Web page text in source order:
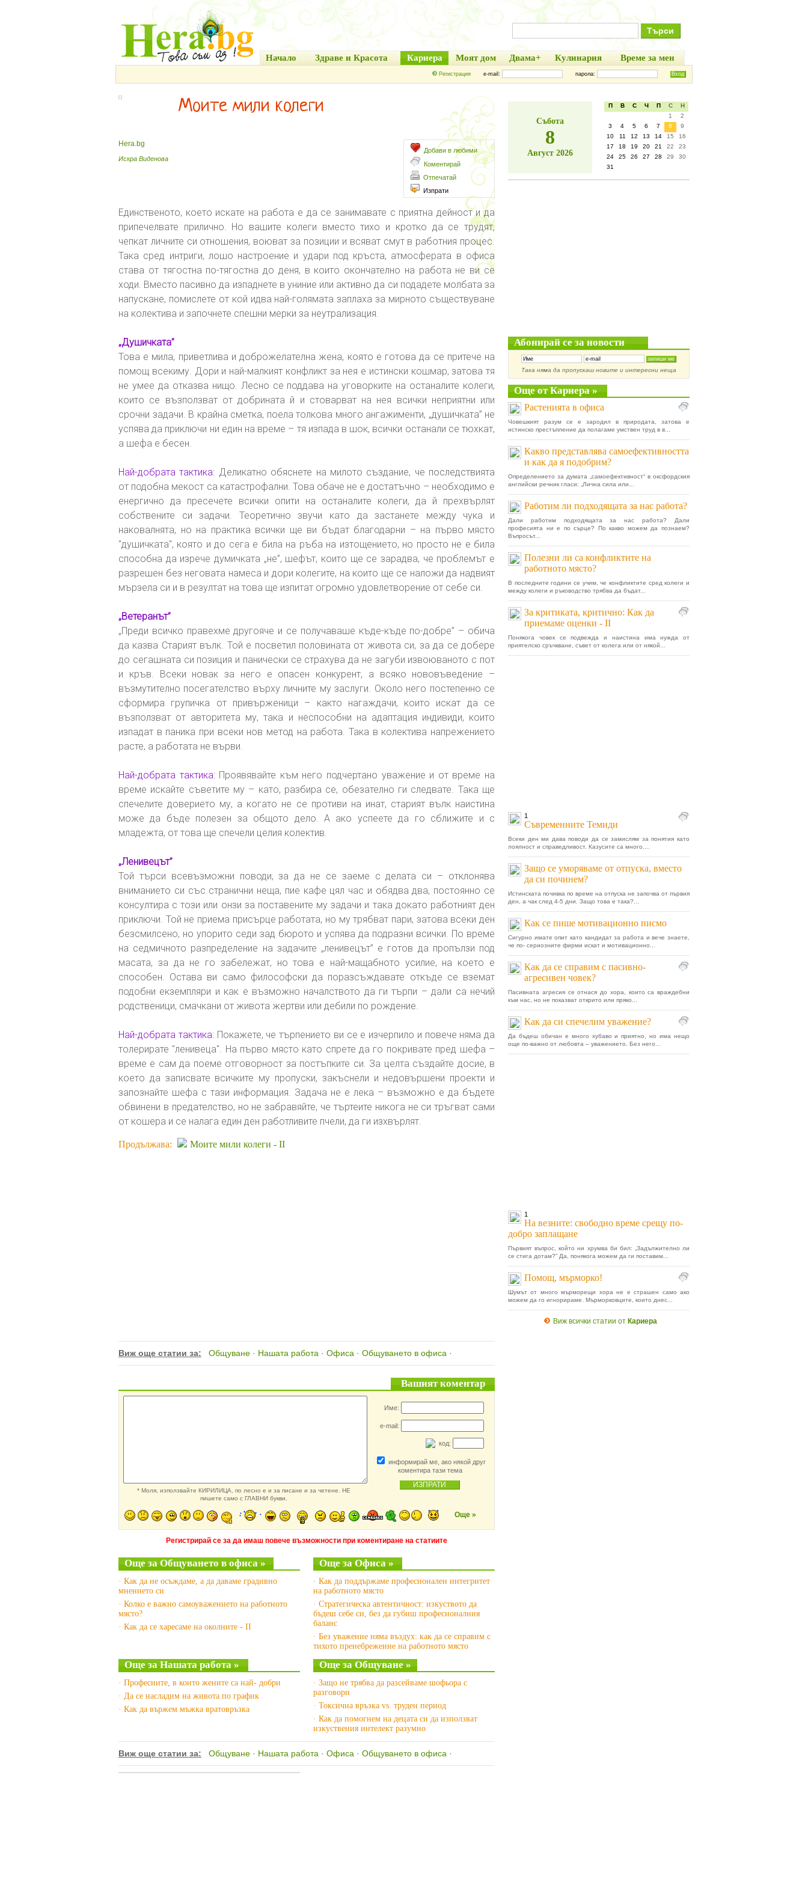
Начало Здраве и Красота Кариера Моят дом Двама+ Кулинария Време за мен
Регистрация e-mail: парола:
Моите мили колеги
Добави в любими
Коментирай
Отпечатай
Изпрати
Hera.bg
Искра Виденова
Единственото, което искате на работа е да се занимавате с приятна дейност и да
припечелвате прилично. Но вашите колеги вместо тихо и кротко да се трудят,
чепкат личните си отношения, воюват за позиции и всяват смут в работния процес.
Така сред интриги, лошо настроение и удари под кръста, атмосферата в офиса
става от тягостна по-тягостна до деня, в които окончателно на работа не ви се
ходи. Вместо пасивно да изпаднете в униние или активно да си подадете молбата за
напускане, помислете от кой идва най-голямата заплаха за мирното съществуване
на колектива и започнете спешни мерки за неутрализация.
„Душичката”
Това е мила, приветлива и доброжелателна жена, която е готова да се притече на
помощ всекиму. Дори и най-малкият конфликт за нея е истински кошмар, затова тя
не умее да отказва нищо. Лесно се поддава на уговорките на останалите колеги,
които се възползват от добрината й и стоварват на нея всички неприятни или
срочни задачи. В крайна сметка, поела толкова много ангажименти, „душичката” не
успява да приключи ни един на време – тя изпада в шок, всички останали се тюхкат,
а шефа е бесен.
Най-добрата тактика: Деликатно обяснете на милото създание, че последствията
от подобна мекост са катастрофални. Това обаче не е достатъчно – необходимо е
енергично да пресечете всички опити на останалите колеги, да й прехвърлят
собствените си задачи. Теоретично звучи като да застанете между чука и
наковалнята, но на практика всички ще ви бъдат благодарни – на първо място
"душичката", която и до сега е била на ръба на изтощението, но просто не е била
способна да изрече думичката „не”, шефът, които ще се зарадва, че проблемът е
разрешен без неговата намеса и дори колегите, на които ще се наложи да надвият
мързела си и в резултат на това ще изпитат огромно удовлетворение от себе си.
„Ветеранът”
„Преди всичко правехме другояче и се получаваше къде-къде по-добре” – обича
да казва Старият вълк. Той е посветил половината от живота си, за да се добере
до сегашната си позиция и панически се страхува да не загуби извоюваното с пот
и кръв. Всеки новак за него е опасен конкурент, а всяко нововъведение –
възмутително посегателство върху личните му заслуги. Около него постепенно се
сформира групичка от привърженици – както нагаждачи, които искат да се
възползват от авторитета му, така и неспособни на адаптация индивиди, които
изпадат в паника при всеки нов метод на работа. Така в колектива напрежението
расте, а работата не върви.
Най-добрата тактика:Проявявайте към него подчертано уважение и от време на
време искайте съветите му – като, разбира се, обезателно ги следвате. Така ще
спечелите доверието му, а когато не се противи на инат, старият вълк наистина
може да бъде полезен за общото дело. А ако успеете да го сближите и с
младежта, от това ще спечели целия колектив.
„Ленивецът”
Той търси всевъзможни поводи, за да не се заеме с делата си – отклонява
вниманието си със странични неща, пие кафе цял час и обядва два, постоянно се
консултира с този или онзи за поставените му задачи и така докато работният ден
приключи. Той не приема присърце работата, но му трябват пари, затова всеки ден
безсмилсено, но упорито седи зад бюрото и успява да подразни всички. По време
на седмичното разпределение на задачите „ленивецът” е готов да пропълзи под
масата, за да не го забележат, но това е най-мащабното усилие, на което е
способен. Остава ви само философски да поразсъждавате откъде се вземат
подобни екземпляри и как е възможно началството да ги търпи – дали са нечий
родственици, смачкани от живота жертви или дебили по рождение.
Най-добрата тактика: Покажете, че търпението ви се е изчерпило и повече няма да
толерирате "ленивеца". На първо място като спрете да го покривате пред шефа –
време е сам да поеме отговорност за постъпките си. За целта създайте досие, в
което да записвате всичките му пропуски, закъснели и недовършени проекти и
запознайте шефа с тази информация. Задача не е лека – възможно е да бъдете
обвинени в предателство, но не забравяйте, че търтеите никога не си тръгват сами
от кошера и се налага един ден работливите пчели, да ги изхвърлят.
Продължава: Моите мили колеги - II
Виж още статии за: Общуване · Нашата работа · Офиса · Общуването в офиса ·
Вашият коментар
* Моля, използвайте КИРИЛИЦА, по лесно е и за писане и за четене. НЕ
пишете само с ГЛАВНИ букви.
Име:
e-mail:
код:
информирай ме, ако някой друг
коментира тази тема
Още »
Регистрирай се за да имаш повече възможности при коментиране на статиите
Още за Общуването в офиса »
· Как да не осъждаме, а да даваме градивно
мнението си
· Колко е важно самоуважението на работното
място?
· Как да се харесаме на околните - II
Още за Офиса »
· Как да поддържаме професионален интегритет
на работното място
· Стратегическа автентичност: изкуството да
бъдеш себе си, без да губиш професионалния
баланс
· Без уважение няма въздух: как да се справим с
тихото пренебрежение на работното място
Още за Нашата работа »
· Професиите, в които жените са най- добри
· Да се насладим на живота по график
· Как да вържем мъжка вратовръзка
Още за Общуване »
· Защо не трябва да разсейваме шофьора с
разговори
· Токсична връзка vs. труден период
· Как да помогнем на децата си да използват
изкуствения интелект разумно
Виж още статии за: Общуване · Нашата работа · Офиса · Общуването в офиса ·
Събота
8
Август 2026
П В С Ч П С
Н
1
2
3
4 5 6 7 8
9
10
11 12 13 14 15
16
17
18 19 20 21 22
23
24
25 26 27 28 29
30
31
Абонирай се за новости
Така няма да пропускаш новите и интересни неща
Още от Кариера »
Растенията в офиса
Човешкият разум се е зародил в природата, затова е
истинско престъпление да полагаме умствен труд в в...
Какво представлява самоефективността
и как да я подобрим?
Определението за думата „самоефективност“ в оксфордския
английски речник гласи: „Лична сила или...
Работим ли подходящата за нас работа?
Дали работим подходящата за нас работа? Дали
професията ни е по сърце? По какво можем да познаем?
Въпросът...
Полезни ли са конфликтите на
работното място?
В последните години се учим, че конфликтите сред колеги и
между колеги и ръководство трябва да бъдат...
За критиката, критично: Как да
приемаме оценки - II
Понякога човек се подвежда и наистина има нужда от
приятелско сръчкване, съвет от колега или от някой...
1
Съвременните Темиди
Всеки ден ми дава поводи да се замислям за понятия като
лоялност и справедливост. Казусите са много....
Защо се уморяваме от отпуска, вместо
да си починем?
Истинската почивка по време на отпуска не започва от първия
ден, а чак след 4-5 дни. Защо това е така?...
Как се пише мотивационно писмо
Сигурно имате опит като кандидат за работа и вече знаете,
че по- сериозните фирми искат и мотивационно...
Как да се справим с пасивно-
агресивен човек?
Пасивната агресия се отнася до хора, които са враждебни
към нас, но не показват открито или пряко...
Как да си спечелим уважение?
Да бъдеш обичан е много хубаво и приятно, но има нещо
още по-важно от любовта – уважението. Без него...
1
На везните: свободно време срещу по-
добро заплащане
Първият въпрос, който ни хрумва би бил: „Задължително ли
се стига дотам?” Да, понякога можем да ги поставим...
Помощ, мърморко!
Шумът от много мърморещи хора не е страшен само ако
можем да го игнорираме. Мърморковците, които днес...
Виж всички статии от Кариера